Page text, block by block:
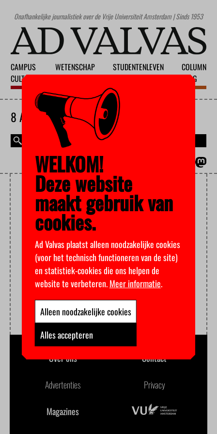
Onafhankelijke journalistiek over de Vrije Universiteit Amsterdam | Sinds 1953
CAMPUS
CULTUUR
WETENSCHAP
STUDENTENLEVEN
COLUMN
BLOG
8 AUGUSTUS 2026
GEWELD TEGEN VROUWEN
Over ons Contact
Advertenties Privacy
Magazines
WELKOM!
Deze website
maakt gebruik van
cookies.
Ad Valvas plaatst alleen noodzakelijke cookies
(voor het technisch functioneren van de site)
en statistiek-cookies die ons helpen de
website te verbeteren.Meer informatie.
Alleen noodzakelijke cookies
Alles accepteren